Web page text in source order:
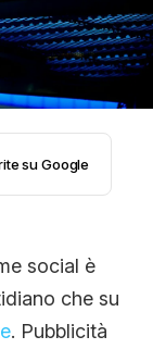
ED
su Google
social è
che su
. Pubblicità